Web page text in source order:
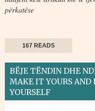
përkatëse
167 READS
BËJE TËNDIN DHE
MAKE IT YOURS AND
YOURSELF